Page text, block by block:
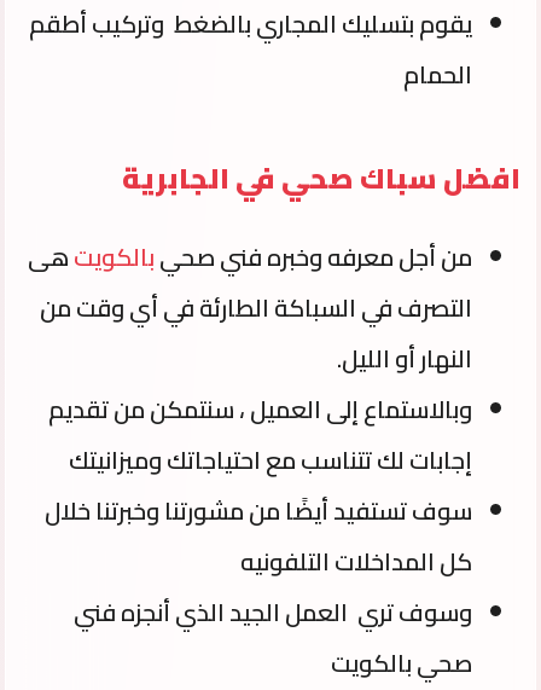
يقوم بتسليك المجاري بالضغط وتركيب أطقم
الحمام
افضل سباك صحي في الجابرية
من أجل معرفه وخبره فني صحيبالكويتهى
التصرف في السباكة الطارئة في أي وقت من
النهار أو الليل.
وبالاستماع إلى العميل ، سنتمكن من تقديم
إجابات لك تتناسب مع احتياجاتك وميزانيتك
سوف تستفيد أيضًا من مشورتنا وخبرتنا خلال
كل المداخلات التلفونيه
وسوف تري العمل الجيد الذي أنجزه فني
صحي بالكويت